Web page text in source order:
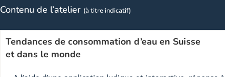
Contenu de l’atelier (à titre indicatif)
Tendances de consommation d’eau en Suisse
et dans le monde